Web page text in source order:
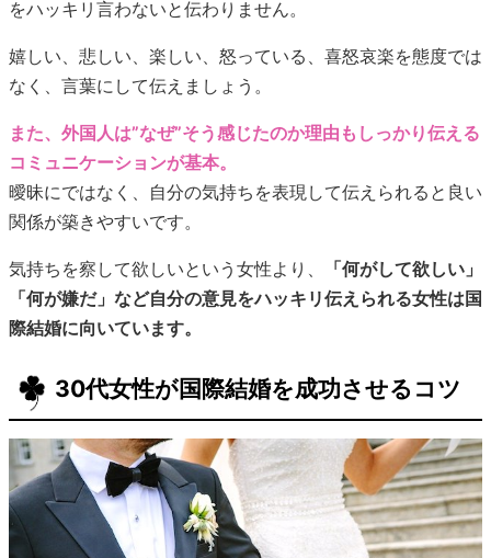
をハッキリ言わないと伝わりません。
嬉しい、悲しい、楽しい、怒っている、喜怒哀楽を態度では
なく、言葉にして伝えましょう。
また、外国人は”なぜ”そう感じたのか理由もしっかり伝える
コミュニケーションが基本。
曖昧にではなく、自分の気持ちを表現して伝えられると良い
関係が築きやすいです。
気持ちを察して欲しいという女性より、
「何がして欲しい」
「何が嫌だ」など自分の意見をハッキリ伝えられる女性は国
際結婚に向いています。
30代女性が国際結婚を成功させるコツ